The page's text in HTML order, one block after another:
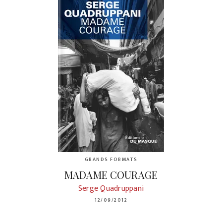
GRANDS FORMATS
MADAME COURAGE
Serge Quadruppani
12/09/2012